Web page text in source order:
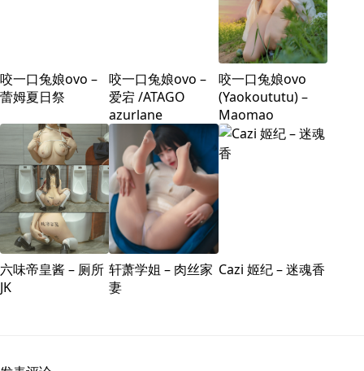
咬一口兔娘ovo –
蕾姆夏日祭
咬一口兔娘ovo –
爱宕 /ATAGO
azurlane
咬一口兔娘ovo
(Yaokoututu) –
Maomao
六味帝皇酱 – 厕所
JK
轩萧学姐 – 肉丝家
妻
Cazi 姬纪 – 迷魂香